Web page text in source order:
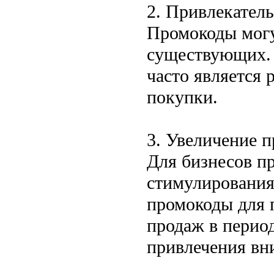
2.
Промокоды
существующих.
часто
покупки.
3. Увеличение
Для бизнесов
промокоды для
продаж в
привлечения